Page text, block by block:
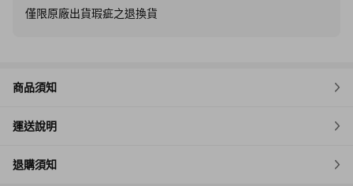
僅限原廠出貨瑕疵之退換貨
商品須知
運送說明
退購須知